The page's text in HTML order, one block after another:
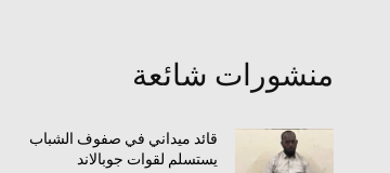
منشورات شائعة
قائد ميداني في صفوف الشباب
يستسلم لقوات جوبالاند